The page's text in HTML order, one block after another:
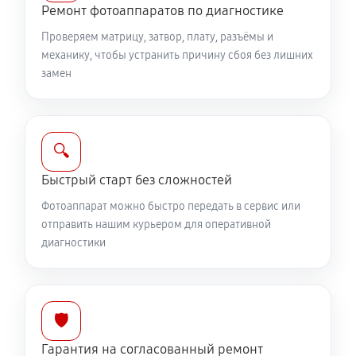
1530 руб 60 минут
Комплексная чистка фотоаппарата Canon EOS R1
Ремонт фотоаппаратов по диагностике
Проверяем матрицу, затвор, плату, разъёмы и
механику, чтобы устранить причину сбоя без лишних
замен
🔍
Быстрый старт без сложностей
Фотоаппарат можно быстро передать в сервис или
отправить нашим курьером для оперативной
диагностики
🛡️
Гарантия на согласованный ремонт